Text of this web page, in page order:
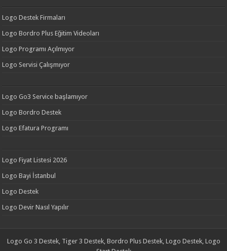
Logo Destek Firmaları
Logo Bordro Plus Eğitim Videoları
Logo Programı Açılmıyor
Logo Servisi Çalışmıyor
Logo Go3 Service başlamıyor
Logo Bordro Destek
Logo Efatura Programı
Logo Fiyat Listesi 2026
Logo Bayi İstanbul
Logo Destek
Logo Devir Nasıl Yapılır
Logo Go 3 Destek, Tiger 3 Destek, Bordro Plus Destek, Logo Destek, Logo